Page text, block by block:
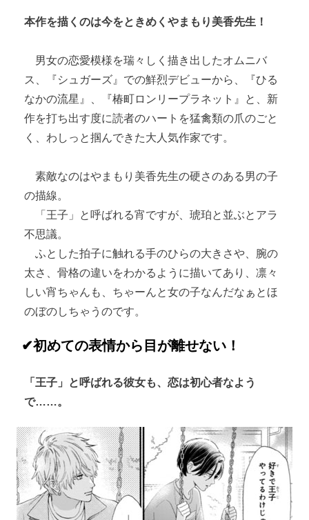
本作を描くのは今をときめくやまもり美香先生！
男女の恋愛模様を瑞々しく描き出したオムニバ
ス、『シュガーズ』での鮮烈デビューから、『ひる
なかの流星』、『椿町ロンリープラネット』と、新
作を打ち出す度に読者のハートを猛禽類の爪のごと
く、わしっと掴んできた大人気作家です。
素敵なのはやまもり美香先生の硬さのある男の子
の描線。
「王子」と呼ばれる宵ですが、琥珀と並ぶとアラ
不思議。
ふとした拍子に触れる手のひらの大きさや、腕の
太さ、骨格の違いをわかるように描いてあり、凛々
しい宵ちゃんも、ちゃーんと女の子なんだなぁとほ
のぼのしちゃうのです。
✔初めての表情から目が離せない！
「王子」と呼ばれる彼女も、恋は初心者なよう
で……。